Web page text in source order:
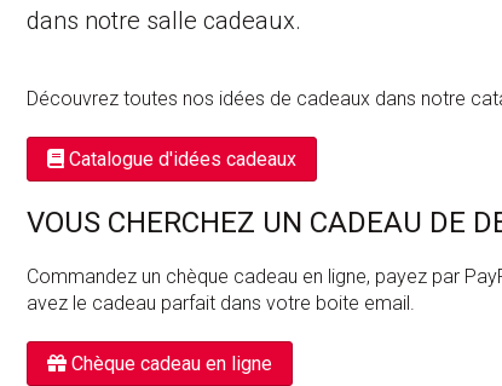
dans notre salle cadeaux.
Découvrez toutes nos idées de cadeaux dans notre
Catalogue d'idées cadeaux
VOUS CHERCHEZ UN CADEAU DE
Commandez un chèque cadeau en ligne, payez par
avez le cadeau parfait dans votre boite email.
Chèque cadeau en ligne